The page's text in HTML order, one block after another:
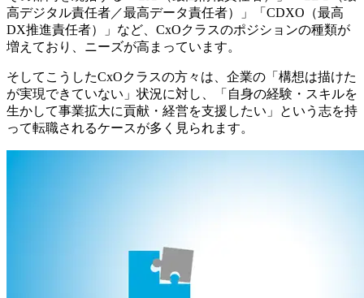
高デジタル責任者／最高データ責任者）」「CDXO（最高
DX推進責任者）」など、CxOクラスのポジションの種類が
増えており、ニーズが高まっています。
そしてこうしたCxOクラスの方々は、企業の「構想は描けた
が実現できていない」状況に対し、「自身の経験・スキルを
生かして事業拡大に貢献・経営を支援したい」という志を持
って転職されるケースが多く見られます。